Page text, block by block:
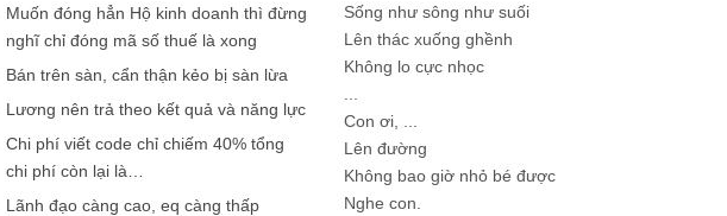
Muốn đóng hẳn Hộ kinh doanh thì đừng
nghĩ chỉ đóng mã số thuế là xong
Bán trên sàn, cẩn thận kẻo bị sàn lừa
Lương nên trả theo kết quả và năng lực
Chi phí viết code chỉ chiếm 40% tổng
chi phí còn lại là…
Lãnh đạo càng cao, eq càng thấp
Sống như sông như suối
Lên thác xuống ghềnh
Không lo cực nhọc
Con ơi, ...
Lên đường
Không bao giờ nhỏ bé được
Nghe con.